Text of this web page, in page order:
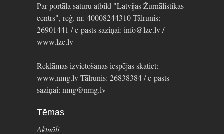
Par portāla saturu atbild "Latvijas Žurnālistikas
centrs", reģ. nr. 40008244310 Tālrunis:
26901441 / e-pasts saziņai: info@lzc.lv /
www.lzc.lv
Reklāmas izvietošanas iespējas skatiet:
www.nmg.lv Tālrunis: 26838384 / e-pasts
saziņai: nmg@nmg.lv
Tēmas
Aktuāli